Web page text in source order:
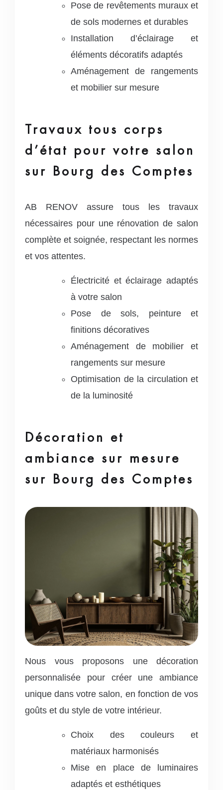
Pose de revêtements muraux et
de sols modernes et durables
Installation d’éclairage et
éléments décoratifs adaptés
Aménagement de rangements
et mobilier sur mesure
Travaux tous corps
d’état pour votre salon
sur Bourg des Comptes
AB RENOV assure tous les travaux
nécessaires pour une rénovation de salon
complète et soignée, respectant les normes
et vos attentes.
Électricité et éclairage adaptés
à votre salon
Pose de sols, peinture et
finitions décoratives
Aménagement de mobilier et
rangements sur mesure
Optimisation de la circulation et
de la luminosité
Décoration et
ambiance sur mesure
sur Bourg des Comptes
Nous vous proposons une décoration
personnalisée pour créer une ambiance
unique dans votre salon, en fonction de vos
goûts et du style de votre intérieur.
Choix des couleurs et
matériaux harmonisés
Mise en place de luminaires
adaptés et esthétiques